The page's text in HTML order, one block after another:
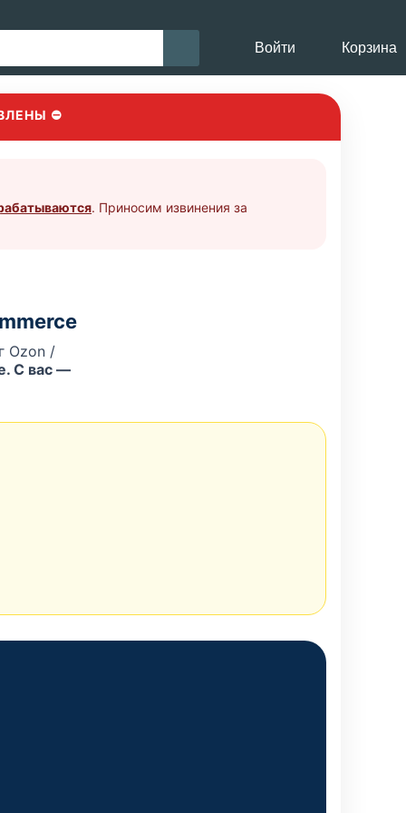
Войти Корзина
⛔
. Приносим извинения за
Ozon /
С вас —